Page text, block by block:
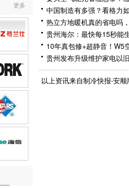
更多
测分享
中国制造有多强？看格力
热立方地暖机真的省电吗
贵州海尔：最快每15秒能
10年真包修+超静音！W5
贵州发布升级维护家电以
贵州省调整家电产品以旧
以上资讯来自制冷快报·安顺